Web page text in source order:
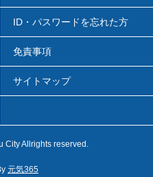
ID・パスワードを忘れた方
免責事項
サイトマップ
City Allrights reserved.
元気365